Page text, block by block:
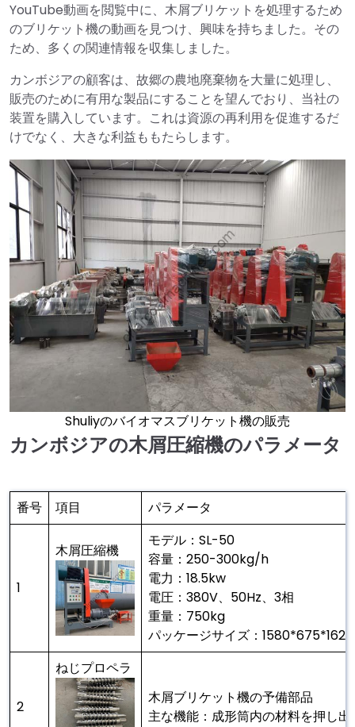
YouTube動画を閲覧中に、木屑ブリケットを処理するため
のブリケット機の動画を見つけ、興味を持ちました。その
ため、多くの関連情報を収集しました。
カンボジアの顧客は、故郷の農地廃棄物を大量に処理し、
販売のために有用な製品にすることを望んでおり、当社の
装置を購入しています。これは資源の再利用を促進するだ
けでなく、大きな利益ももたらします。
Shuliyのバイオマスブリケット機の販売
カンボジアの木屑圧縮機のパラメータ
番号 項目 パラメータ
1
木屑圧縮機
モデル：SL-50
容量：250-300kg/h
電力：18.5kw
電圧：380V、50Hz、3相
重量：750kg
パッケージサイズ：
2
ねじプロペラ
木屑ブリケット機の予備部品
主な機能：成形筒内の材料を押し